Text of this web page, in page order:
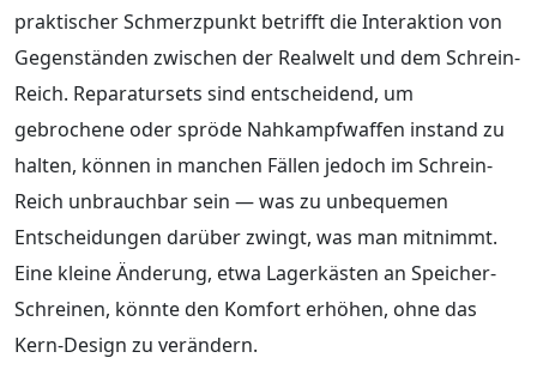
praktischer Schmerzpunkt betrifft die Interaktion von
Gegenständen zwischen der Realwelt und dem Schrein-
Reich. Reparatursets sind entscheidend, um
gebrochene oder spröde Nahkampfwaffen instand zu
halten, können in manchen Fällen jedoch im Schrein-
Reich unbrauchbar sein — was zu unbequemen
Entscheidungen darüber zwingt, was man mitnimmt.
Eine kleine Änderung, etwa Lagerkästen an Speicher-
Schreinen, könnte den Komfort erhöhen, ohne das
Kern-Design zu verändern.